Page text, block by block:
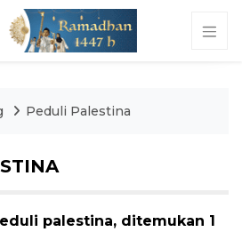
Peduli Palestina
palestina, ditemukan 1